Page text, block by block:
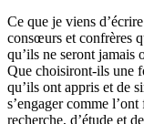
Ce que je viens
consœurs et confrères
qu’ils ne seront jamais
Que choisiront-ils une
qu’ils ont appris et de
s’engager comme
recherche, d’étude et